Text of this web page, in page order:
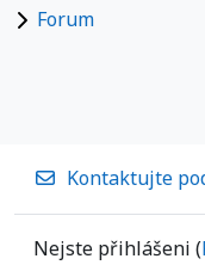
Forum
Kontaktujte
Nejste přihlášeni (